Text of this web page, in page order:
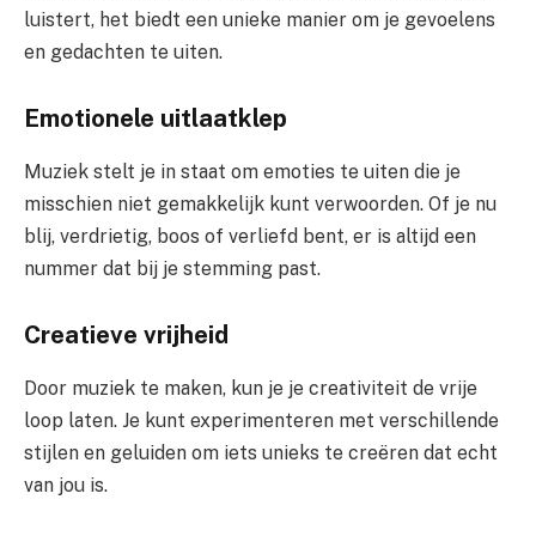
luistert, het biedt een unieke manier om je gevoelens
en gedachten te uiten.
Emotionele uitlaatklep
Muziek stelt je in staat om emoties te uiten die je
misschien niet gemakkelijk kunt verwoorden. Of je nu
blij, verdrietig, boos of verliefd bent, er is altijd een
nummer dat bij je stemming past.
Creatieve vrijheid
Door muziek te maken, kun je je creativiteit de vrije
loop laten. Je kunt experimenteren met verschillende
stijlen en geluiden om iets unieks te creëren dat echt
van jou is.